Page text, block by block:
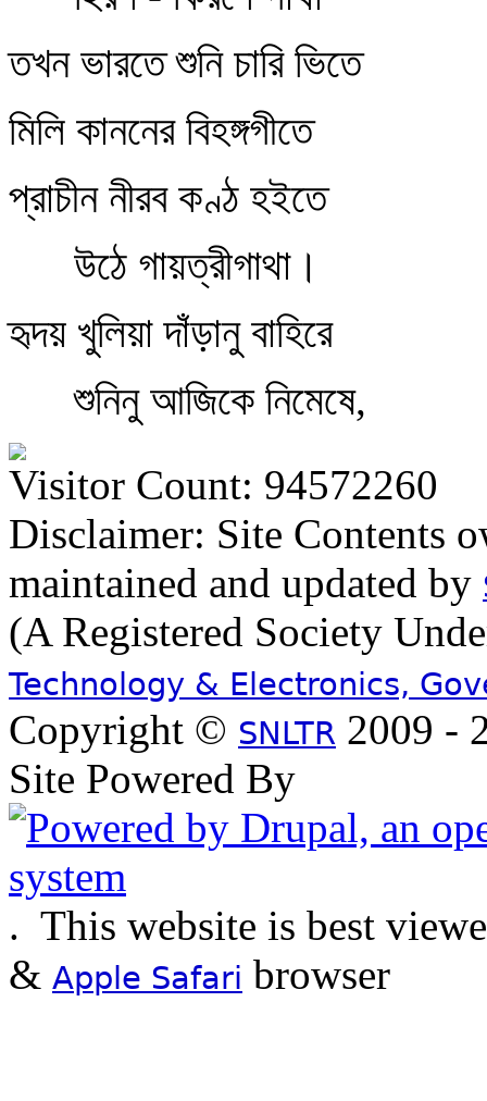
তখন ভারতে শুনি চারি ভিতে
মিলি কাননের বিহঙ্গগীতে
প্রাচীন নীরব কণ্ঠ হইতে
উঠে গায়ত্রীগাথা।
হৃদয় খুলিয়া দাঁড়ানু বাহিরে
শুনিনু আজিকে নিমেষে,
Visitor Count: 94572260
Disclaimer: Site Contents
maintained and updated by
(A Registered Society
Technology & Electronics,
Copyright © SNLTR 2009 -
Site Powered By
. This website is best
& Apple Safari browser